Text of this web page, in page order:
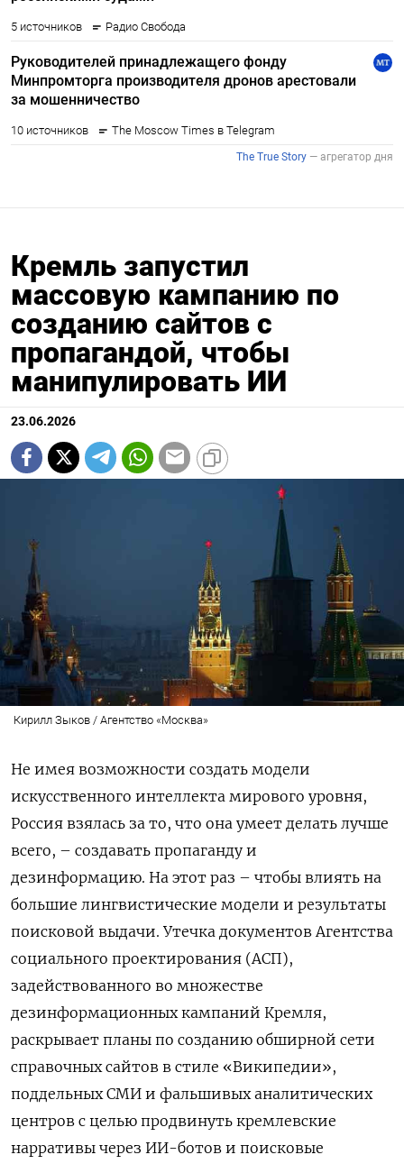
Кремль запустил
массовую кампанию по
созданию сайтов с
пропагандой, чтобы
манипулировать ИИ
23.06.2026
Кирилл Зыков / Агентство «Москва»
Не имея возможности создать модели
искусственного интеллекта мирового уровня,
Россия взялась за то, что она умеет делать лучше
всего, – создавать пропаганду и
дезинформацию. На этот раз – чтобы влиять на
большие лингвистические модели и результаты
поисковой выдачи. Утечка документов Агентства
социального проектирования (АСП),
задействованного во множестве
дезинформационных кампаний Кремля,
раскрывает планы по созданию обширной сети
справочных сайтов в стиле «Википедии»,
поддельных СМИ и фальшивых аналитических
центров с целью продвинуть кремлевские
нарративы через ИИ-ботов и поисковые